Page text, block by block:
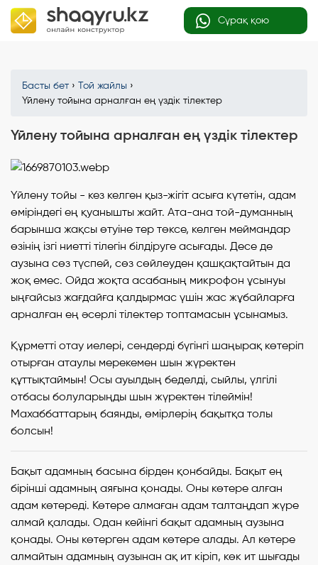
Сұрақ қою
Басты бет › Той жайлы ›
Үйлену тойына арналған ең үздік тілектер
Үйлену тойына арналған ең үздік тілектер
Үйлену тойы - кез келген қыз-жігіт асыға күтетін, адам
өміріндегі ең қуанышты жайт. Ата-ана той-думанның
барынша жақсы өтуіне тер төксе, келген меймандар
өзінің ізгі ниетті тілегін білдіруге асығады. Десе де
аузына сөз түспей, сөз сөйлеуден қашқақтайтын да
жоқ емес. Ойда жоқта асабаның микрофон ұсынуы
ыңғайсыз жағдайға қалдырмас үшін жас жұбайларға
арналған ең әсерлі тілектер топтамасын ұсынамыз.
Құрметті отау иелері, сендерді бүгінгі шаңырақ көтеріп
отырған атаулы мерекемен шын жүректен
құттықтаймын! Осы ауылдың беделді, сыйлы, үлгілі
отбасы болуларыңды шын жүректен тілеймін!
Махаббаттарың баянды, өмірлерің бақытқа толы
болсын!
Бақыт адамның басына бірден қонбайды. Бақыт ең
бірінші адамның аяғына қонады. Оны көтере алған
адам көтереді. Көтере алмаған адам талтаңдап жүре
алмай қалады. Одан кейінгі бақыт адамның аузына
қонады. Оны көтерген адам көтере алады. Ал көтере
алмайтын адамның аузынан ақ ит кіріп, көк ит шығады